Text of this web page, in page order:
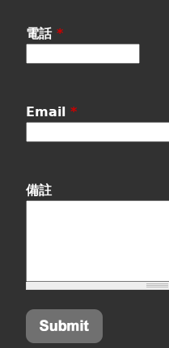
電話*
Email*
備註